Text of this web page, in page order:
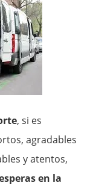
, si es
agradables
y atentos,
en la